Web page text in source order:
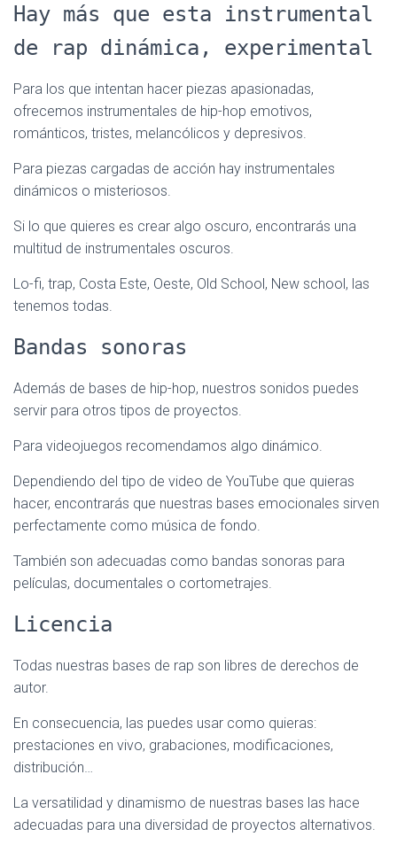
Hay más que esta instrumental
de rap dinámica, experimental
Para los que intentan hacer piezas apasionadas,
ofrecemos instrumentales de hip-hop emotivos,
románticos, tristes, melancólicos y depresivos.
Para piezas cargadas de acción hay instrumentales
dinámicos o misteriosos.
Si lo que quieres es crear algo oscuro, encontrarás una
multitud de instrumentales oscuros.
Lo-fi, trap, Costa Este, Oeste, Old School, New school, las
tenemos todas.
Bandas sonoras
Además de bases de hip-hop, nuestros sonidos puedes
servir para otros tipos de proyectos.
Para videojuegos recomendamos algo dinámico.
Dependiendo del tipo de video de YouTube que quieras
hacer, encontrarás que nuestras bases emocionales sirven
perfectamente como música de fondo.
También son adecuadas como bandas sonoras para
películas, documentales o cortometrajes.
Licencia
Todas nuestras bases de rap son libres de derechos de
autor.
En consecuencia, las puedes usar como quieras:
prestaciones en vivo, grabaciones, modificaciones,
distribución…
La versatilidad y dinamismo de nuestras bases las hace
adecuadas para una diversidad de proyectos alternativos.